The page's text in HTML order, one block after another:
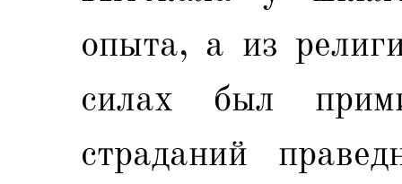
опыта, а из
силах был
страданий